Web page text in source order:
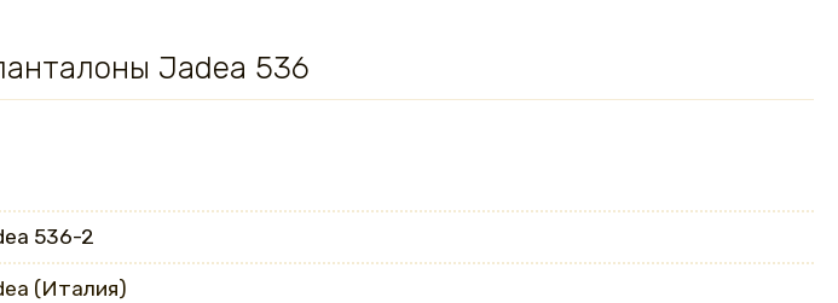
Jadea 536
536-2
(Италия)